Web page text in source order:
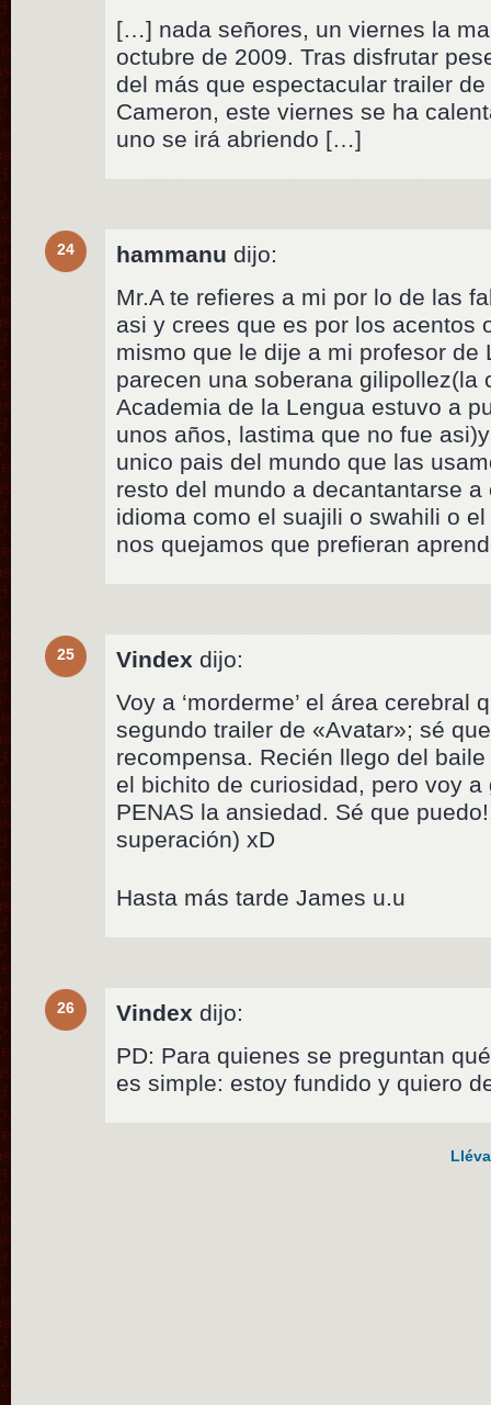
[…] nada señores, un viernes la
octubre de 2009. Tras disfrutar
del más que espectacular trailer
Cameron, este viernes se ha
uno se irá abriendo […]
24 hammanu dijo:
Mr.A te refieres a mi por lo de las
asi y crees que es por los acentos
mismo que le dije a mi profesor de
parecen una soberana gilipollez(la
Academia de la Lengua estuvo a
unos años, lastima que no fue
unico pais del mundo que las
resto del mundo a decantantarse
idioma como el suajili o swahili o
nos quejamos que prefieran
25 Vindex dijo:
Voy a ‘morderme’ el área cerebral
segundo trailer de «Avatar»; sé
recompensa. Recién llego del
el bichito de curiosidad, pero voy a
PENAS la ansiedad. Sé que
superación) xD
Hasta más tarde James u.u
26 Vindex dijo:
PD: Para quienes se preguntan
es simple: estoy fundido y quiero